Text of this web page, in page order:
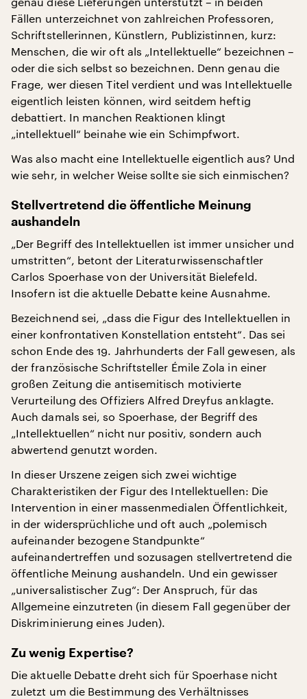
Fällen unterzeichnet von zahlreichen Professoren,
Schriftstellerinnen, Künstlern, Publizistinnen, kurz:
Menschen, die wir oft als „Intellektuelle“ bezeichnen –
oder die sich selbst so bezeichnen. Denn genau die
Frage, wer diesen Titel verdient und was Intellektuelle
eigentlich leisten können, wird seitdem heftig
debattiert. In manchen Reaktionen klingt
„intellektuell“ beinahe wie ein Schimpfwort.
Was also macht eine Intellektuelle eigentlich aus? Und
wie sehr, in welcher Weise sollte sie sich einmischen?
Stellvertretend die öffentliche Meinung
aushandeln
„Der Begriff des Intellektuellen ist immer unsicher und
umstritten“, betont der Literaturwissenschaftler
Carlos Spoerhase von der Universität Bielefeld.
Insofern ist die aktuelle Debatte keine Ausnahme.
Bezeichnend sei, „dass die Figur des Intellektuellen in
einer konfrontativen Konstellation entsteht“. Das sei
schon Ende des 19. Jahrhunderts der Fall gewesen, als
der französische Schriftsteller Émile Zola in einer
großen Zeitung die antisemitisch motivierte
Verurteilung des Offiziers Alfred Dreyfus anklagte.
Auch damals sei, so Spoerhase, der Begriff des
„Intellektuellen“ nicht nur positiv, sondern auch
abwertend genutzt worden.
In dieser Urszene zeigen sich zwei wichtige
Charakteristiken der Figur des Intellektuellen: Die
Intervention in einer massenmedialen Öffentlichkeit,
in der widersprüchliche und oft auch „polemisch
aufeinander bezogene Standpunkte“
aufeinandertreffen und sozusagen stellvertretend die
öffentliche Meinung aushandeln. Und ein gewisser
„universalistischer Zug“: Der Anspruch, für das
Allgemeine einzutreten (in diesem Fall gegenüber der
Diskriminierung eines Juden).
Zu wenig Expertise?
Die aktuelle Debatte dreht sich für Spoerhase nicht
zuletzt um die Bestimmung des Verhältnisses